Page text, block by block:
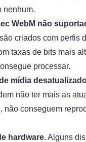
nenhum.
WebM não
criados com perfis
taxas de bits mais
processar.
mídia
não ter mais as
não conseguem
hardware.Alguns